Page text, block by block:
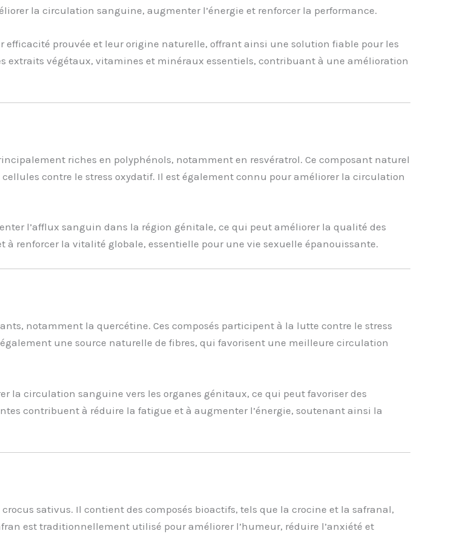
la circulation sanguine, augmenter l’énergie et renforcer la performance.
efficacité prouvée et leur origine naturelle, offrant ainsi une solution fiable pour les
extraits végétaux, vitamines et minéraux essentiels, contribuant à une amélioration
riches en polyphénols, notamment en resvératrol. Ce composant naturel
contre le stress oxydatif. Il est également connu pour améliorer la circulation
l’afflux sanguin dans la région génitale, ce qui peut améliorer la qualité des
renforcer la vitalité globale, essentielle pour une vie sexuelle épanouissante.
notamment la quercétine. Ces composés participent à la lutte contre le stress
une source naturelle de fibres, qui favorisent une meilleure circulation
la circulation sanguine vers les organes génitaux, ce qui peut favoriser des
contribuent à réduire la fatigue et à augmenter l’énergie, soutenant ainsi la
sativus. Il contient des composés bioactifs, tels que la crocine et la safranal,
est traditionnellement utilisé pour améliorer l’humeur, réduire l’anxiété et